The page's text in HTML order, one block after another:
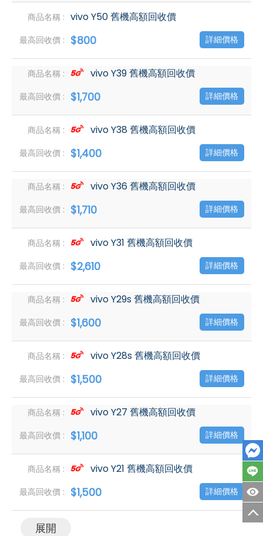
vivo Y50 舊機高額回收價
$800 詳細價格
vivo Y39 舊機高額回收價
$1,700 詳細價格
vivo Y38 舊機高額回收價
$1,400 詳細價格
vivo Y36 舊機高額回收價
$1,710 詳細價格
vivo Y31 舊機高額回收價
$2,610 詳細價格
vivo Y29s 舊機高額回收價
$1,600 詳細價格
vivo Y28s 舊機高額回收價
$1,500 詳細價格
vivo Y27 舊機高額回收價
$1,100 詳細價格
vivo Y21 舊機高額回收價
$1,500 詳細價格
展開